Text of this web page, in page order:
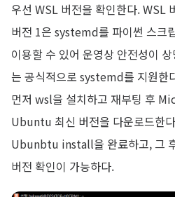
우선 WSL 버전을 확인한다. WSL
버전 1은 systemd를 파이썬 스크
이용할 수 있어 운영상 안전성이
는 공식적으로 systemd를 지원한
먼저 wsl을 설치하고 재부팅 후
Ubuntu 최신 버전을 다운로드한
Ubunbtu install을 완료하고, 그
버전 확인이 가능하다.